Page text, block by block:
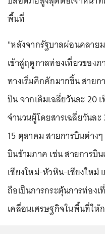
พื้นที่
"หลังจากรัฐบาลผ่อนคลาย
เข้าสู่ฤดูกาลท่องเที่ยวของ
ทางเริ่มคึกคักมากขึ้น สายก
บิน จากเดิมเฉลี่ยวันละ 20
จำนวนผู้โดยสารเฉลี่ยวันล
15 ตุลาคม สายการบินต่าง
บินข้ามภาค เช่น สายการบิ
เชียงใหม่-หัวหิน-เชียงใหม่
ถือเป็นการกระตุ้นการท่อง
เคลื่อนเศรษฐกิจในพื้นที่ใ